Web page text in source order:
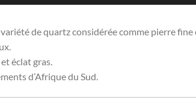
de quartz considérée comme pierre
éclat gras.
d’Afrique du Sud.